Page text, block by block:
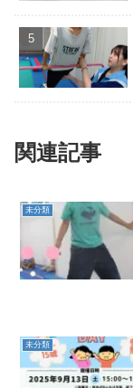
関連記事
未分類
未分類